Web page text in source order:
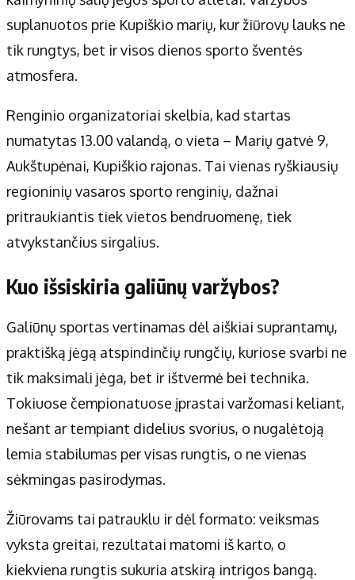
Apie mus
Autoriai
Kontaktai
Privatumo politika
Receptai
suplanuotos prie Kupiškio marių, kur žiūrovų lauks ne
tik rungtys, bet ir visos dienos sporto šventės
atmosfera.
Renginio organizatoriai skelbia, kad startas
numatytas 13.00 valandą, o vieta – Marių gatvė 9,
Aukštupėnai, Kupiškio rajonas. Tai vienas ryškiausių
regioninių vasaros sporto renginių, dažnai
pritraukiantis tiek vietos bendruomenę, tiek
atvykstančius sirgalius.
Kuo išsiskiria galiūnų varžybos?
Galiūnų sportas vertinamas dėl aiškiai suprantamų,
praktišką jėgą atspindinčių rungčių, kuriose svarbi ne
tik maksimali jėga, bet ir ištvermė bei technika.
Tokiuose čempionatuose įprastai varžomasi keliant,
nešant ar tempiant didelius svorius, o nugalėtoją
lemia stabilumas per visas rungtis, o ne vienas
sėkmingas pasirodymas.
Žiūrovams tai patrauklu ir dėl formato: veiksmas
vyksta greitai, rezultatai matomi iš karto, o
kiekviena rungtis sukuria atskirą intrigos bangą.